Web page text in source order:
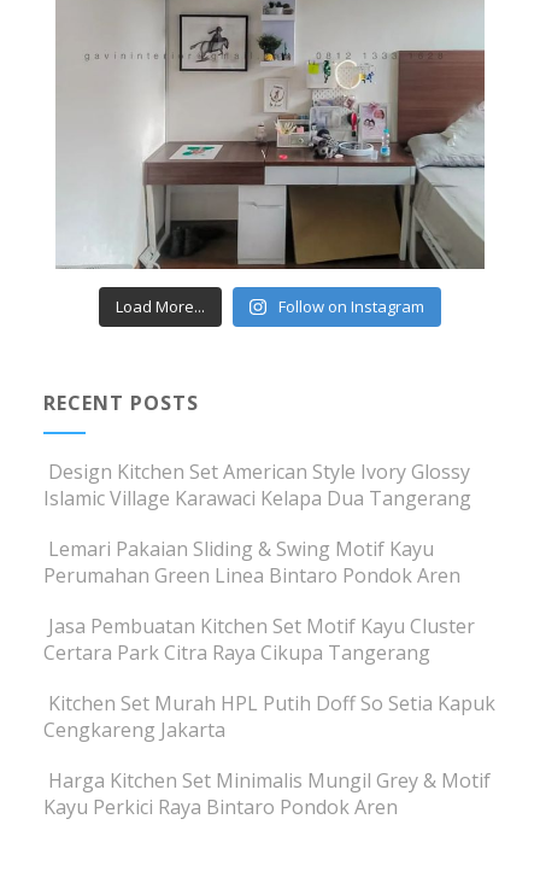
Load More... Follow on Instagram
RECENT POSTS
Design Kitchen Set American Style Ivory Glossy
Islamic Village Karawaci Kelapa Dua Tangerang
Lemari Pakaian Sliding & Swing Motif Kayu
Perumahan Green Linea Bintaro Pondok Aren
Jasa Pembuatan Kitchen Set Motif Kayu Cluster
Certara Park Citra Raya Cikupa Tangerang
Kitchen Set Murah HPL Putih Doff So Setia Kapuk
Cengkareng Jakarta
Harga Kitchen Set Minimalis Mungil Grey & Motif
Kayu Perkici Raya Bintaro Pondok Aren